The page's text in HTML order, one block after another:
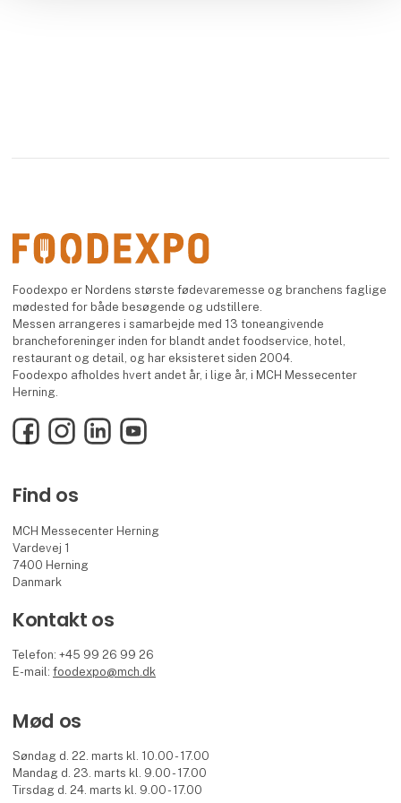
Foodexpo er Nordens største fødevaremesse og branchens faglige
mødested for både besøgende og udstillere.
Messen arrangeres i samarbejde med 13 toneangivende
brancheforeninger inden for blandt andet foodservice, hotel,
restaurant og detail, og har eksisteret siden 2004.
Foodexpo afholdes hvert andet år, i lige år, i MCH Messecenter
Herning.
FacebookInstagramLinkedInYouTube
Find os
MCH Messecenter Herning
Vardevej 1
7400 Herning
Danmark
Kontakt os
Telefon: +45 99 26 99 26
E-mail:foodexpo@mch.dk
Mød os
Søndag d. 22. marts kl. 10.00 - 17.00
Mandag d. 23. marts kl. 9.00 - 17.00
Tirsdag d. 24. marts kl. 9.00 - 17.00